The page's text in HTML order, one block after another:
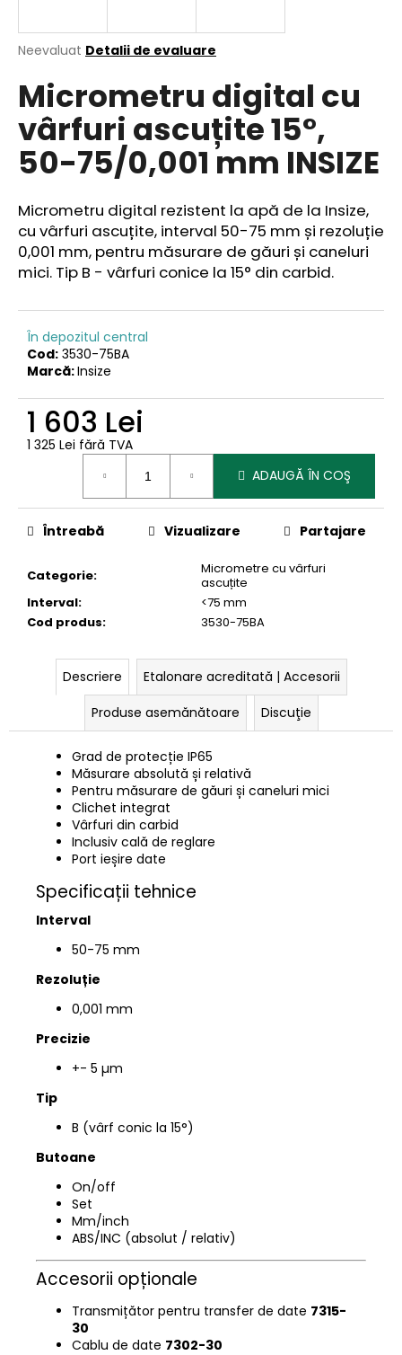
Evaluarea
a
produsului
este
0,0
din
5
Neevaluat Detalii de evaluare
Micrometru digital cu
vârfuri ascuțite 15°,
50-75/0,001 mm INSIZE
Micrometru digital rezistent la apă de la Insize,
cu vârfuri ascuțite, interval 50-75 mm și rezoluție
0,001 mm, pentru măsurare de găuri și caneluri
mici. Tip B - vârfuri conice la 15° din carbid.
În depozitul central
Cod: 3530-75BA
Marcă:Insize
1 603 Lei
1 325 Lei fără TVA
ADAUGĂ ÎN COŞ
Categorie:
Micrometre cu vârfuri
ascuțite
Interval:
<75 mm
Cod produs: 3530-75BA
Întreabă Vizualizare Partajare
Descriere
Etalonare acreditată | Accesorii
Produse asemănătoare
Discuţie
Grad de protecție IP65
Măsurare absolută și relativă
Pentru măsurare de găuri și caneluri mici
Clichet integrat
Vârfuri din carbid
Inclusiv cală de reglare
Port ieșire date
Specificații tehnice
Interval
50-75 mm
Rezoluție
0,001 mm
Precizie
+- 5 µm
Tip
B (vârf conic la 15°)
Butoane
On/off
Set
Mm/inch
ABS/INC (absolut / relativ)
Accesorii opționale
Transmițător pentru transfer de date 7315-
30
Cablu de date 7302-30
ă
e
c
o
a
n
d
ă